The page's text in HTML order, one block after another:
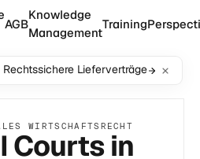
AGB
Knowledge
Management
Training
Lieferverträge
WIRTSCHAFTSRECHT
Courts in